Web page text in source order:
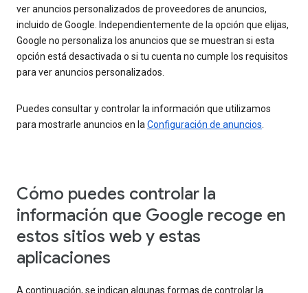
ver anuncios personalizados de proveedores de anuncios,
incluido de Google. Independientemente de la opción que elijas,
Google no personaliza los anuncios que se muestran si esta
opción está desactivada o si tu cuenta no cumple los requisitos
para ver anuncios personalizados.
Puedes consultar y controlar la información que utilizamos
para mostrarle anuncios en laConfiguración de anuncios.
Cómo puedes controlar la
información que Google recoge en
estos sitios web y estas
aplicaciones
A continuación, se indican algunas formas de controlar la